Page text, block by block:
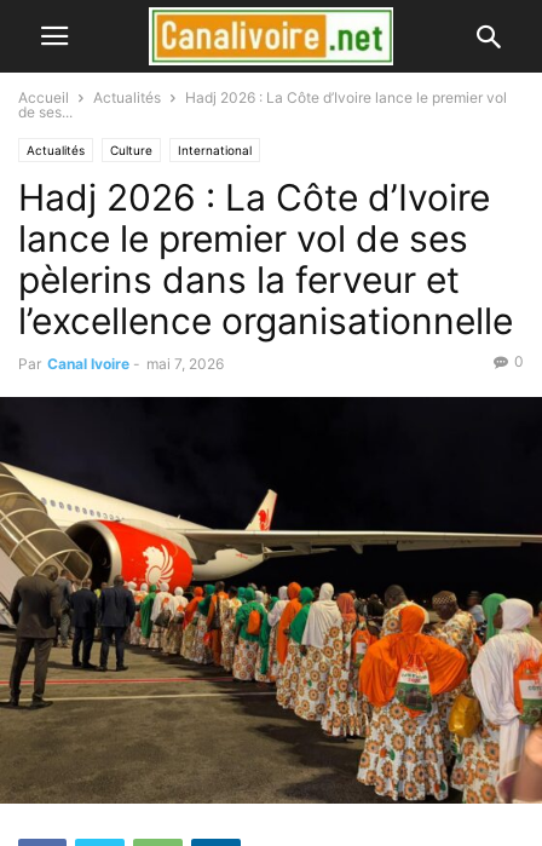
Accueil Actualités
Hadj 2026 : La Côte d’Ivoire lance le premier vol
de ses...
Actualités Culture International
Hadj 2026 : La Côte d’Ivoire
lance le premier vol de ses
pèlerins dans la ferveur et
l’excellence organisationnelle
Par Canal Ivoire - mai 7, 2026 0